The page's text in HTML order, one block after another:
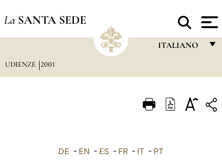
La SANTA SEDE
ITALIANO
ITALIANO
UDIENZE 2001
DE - EN - ES - FR - IT - PT